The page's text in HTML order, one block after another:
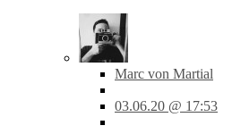
Marc von Martial
03.06.20 @ 17:53